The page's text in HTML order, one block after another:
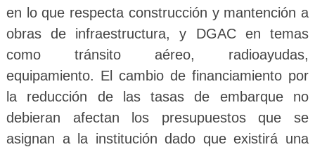
en lo que respecta construcción y mantención a
obras de infraestructura, y DGAC en temas
como tránsito aéreo, radioayudas,
equipamiento. El cambio de financiamiento por
la reducción de las tasas de embarque no
debieran afectan los presupuestos que se
asignan a la institución dado que existirá una